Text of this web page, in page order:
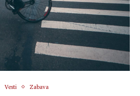
Vesti Zabava